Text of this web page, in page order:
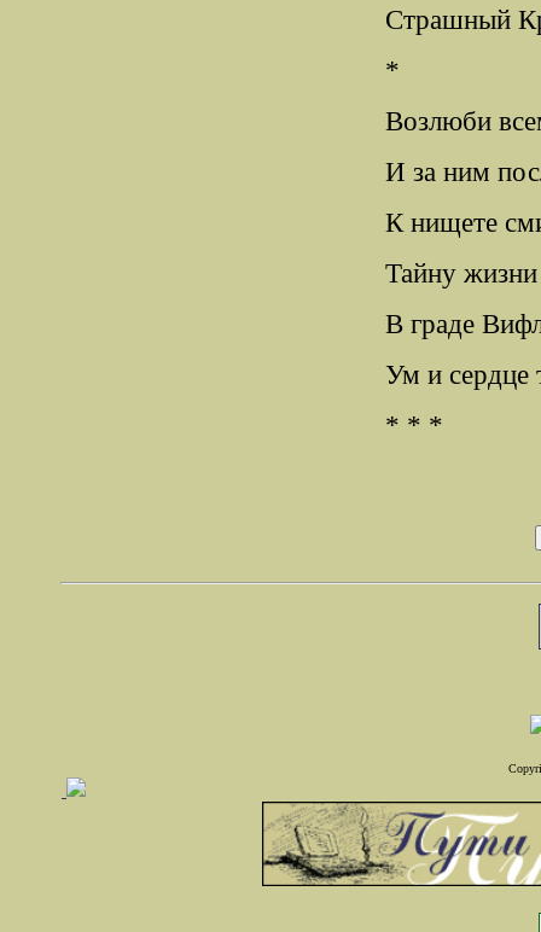
Страшный
*
Возлюби
И за ним
К нищете
Тайну
В граде
Ум и сердце
* * *